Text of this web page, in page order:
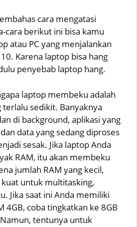
cara mengatasi
cara berikut ini bisa kamu
atau PC yang menjalankan
Karena laptop bisa hang
penyebab laptop hang.
laptop membeku adalah
sedikit. Banyaknya
di background, aplikasi yang
data yang sedang diproses
sesak. Jika laptop Anda
RAM, itu akan membeku
jumlah RAM yang kecil,
untuk multitasking,
Jika saat ini Anda memiliki
4GB, coba tingkatkan ke 8GB
tentunya untuk